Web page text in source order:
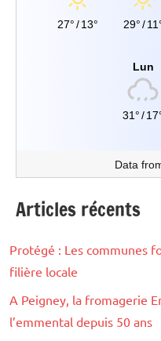
27°/ 13° 29°/
Lun
31°/
Data
Articles récents
Protégé : Les communes
filière locale
A Peigney, la fromagerie
l’emmental depuis 50 ans